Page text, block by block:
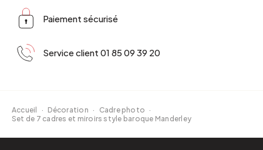
Paiement sécurisé
Service client 01 85 09 39 20
Accueil · Décoration · Cadre photo ·
Set de 7 cadres et miroirs style baroque Manderley